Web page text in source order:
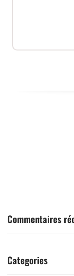
Commentaires
Categories